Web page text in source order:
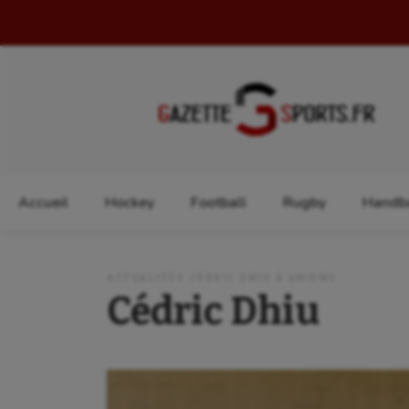
Accueil Hockey Football Rugby
Cédric Dhiu